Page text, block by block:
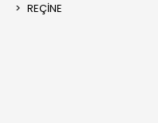
REÇİNE